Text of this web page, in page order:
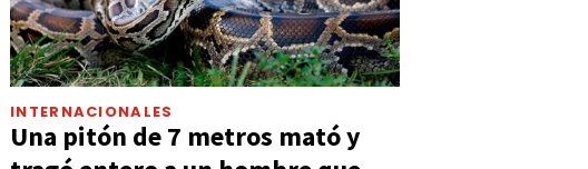
INTERNACIONALES
Una pitón de 7 metros mató y